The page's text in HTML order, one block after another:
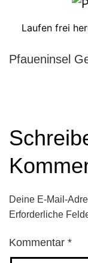
Laufen frei
Pfaueninsel
Deine E-Mail-
Erforderliche
Kommentar *